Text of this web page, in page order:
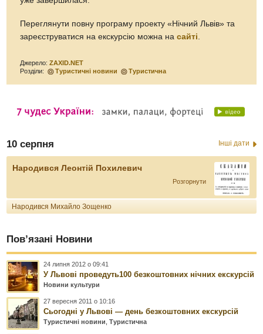
Переглянути повну програму проекту «Нічний Львів» та
зареєструватися на екскурсію можна насайті
Джерело:ZAXID.NET
Розділи:
Туристичні новини Туристична
10 серпня Інші дати
Народився Леонтій Похилевич
Розгорнути
Народився Михайло Зощенко
Пов’язані Новини
24 липня 2012 о 09:41
У Львові проведуть100 безкоштовних нічних екскурсій
Новини культури
27 вересня 2011 о 10:16
Сьогодні у Львові — день безкоштовних екскурсій
Туристичні новини ,Туристична